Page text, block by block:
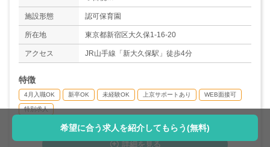
◇年末年始
◇産休育休制度あり
◇年間休日114日+夏季休暇3日（年度により変動
あり）
施設形態 認可保育園
所在地 東京都新宿区大久保1-16-20
アクセス JR山手線「新大久保駅」徒歩4分
特徴
4月入職OK 新卒OK 未経験OK 上京サポートあり WEB面接可
特別求人
詳細を見る
希望に合う求人を紹介してもらう(無料)